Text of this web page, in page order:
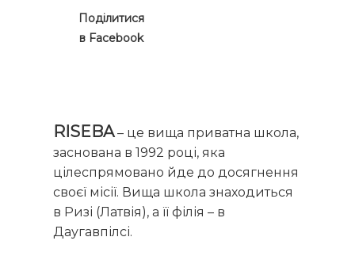
Поділитися
в Facebook
RISEBA– це вища приватна школа,
заснована в 1992 році, яка
цілеспрямовано йде до досягнення
своєї місії. Вища школа знаходиться
в Ризі (Латвія), а її філія – ​​в
Даугавпілсі.